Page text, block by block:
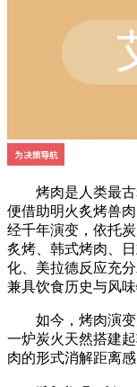
烤肉是人类最古
便借助明火炙烤兽
经千年演变，依托
炙烤、韩式烤肉、
化、美拉德反应充
兼具饮食历史与风味
如今，烤肉演变
一炉炭火天然搭建
肉的形式消解距离